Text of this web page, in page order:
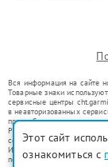
Вся информация на сайте
Товарные знаки
сервисные центры
в неавторизованных
правообладателями
Ремонт осуществляется
со статьей 1487 ГК РФ.
Использование товарных
потребителей в
Этот сайт
ознакомиться с